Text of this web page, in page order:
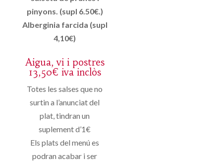
pinyons. (supl 6.50€.)
Alberginia farcida (supl
4,10€)
Aigua, vi i postres
13,50€ iva inclòs
Totes les salses que no
surtin a l’anunciat del
plat, tindran un
suplement d’1€
Els plats del menú es
podran acabar i ser